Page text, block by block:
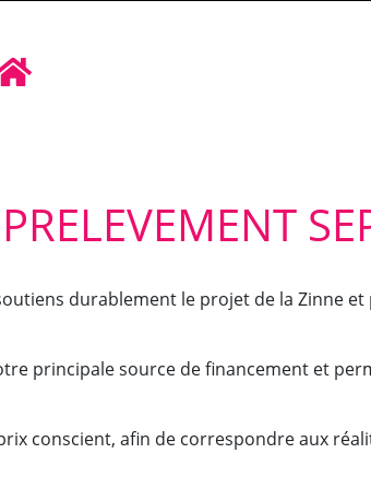
durablement le projet de la Zinne
principale source de financement et
conscient, afin de correspondre aux